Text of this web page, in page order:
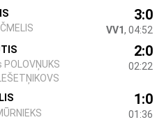
3:0
VV1, 04:52
2:0
02:22
1:0
01:36